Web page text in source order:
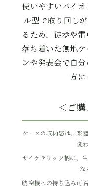
使いやすいバイ
ル型で取り回し
るため、徒歩や電
落ち着いた無地
ンや発表会で自
方に
＜ご
ケースの収納感は、楽
変
サイケデリック柄は、
な
航空機への持ち込み可